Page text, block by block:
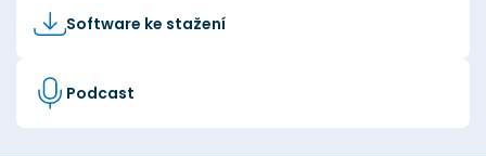
Software ke stažení
Podcast